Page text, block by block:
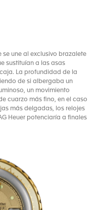
se une al exclusivo brazalete
sustituían a las asas
La profundidad de la
de si albergaba un
un movimiento
cuarzo más fino, en el caso
más delgadas, los relojes
Heuer potenciaría a finales